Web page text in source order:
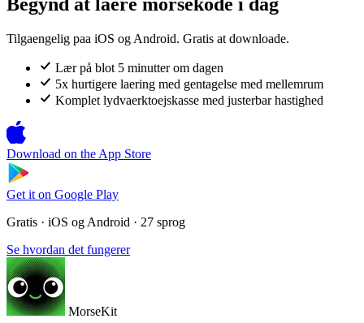
Tilgaengelig paa iOS og Android. Gratis at downloade.
Lær på blot 5 minutter om dagen
5x hurtigere laering med gentagelse med mellemrum
Komplet lydvaerktoejskasse med justerbar hastighed
Download on the App Store
Get it on Google Play
Gratis · iOS og Android · 27 sprog
Se hvordan det fungerer
MorseKit